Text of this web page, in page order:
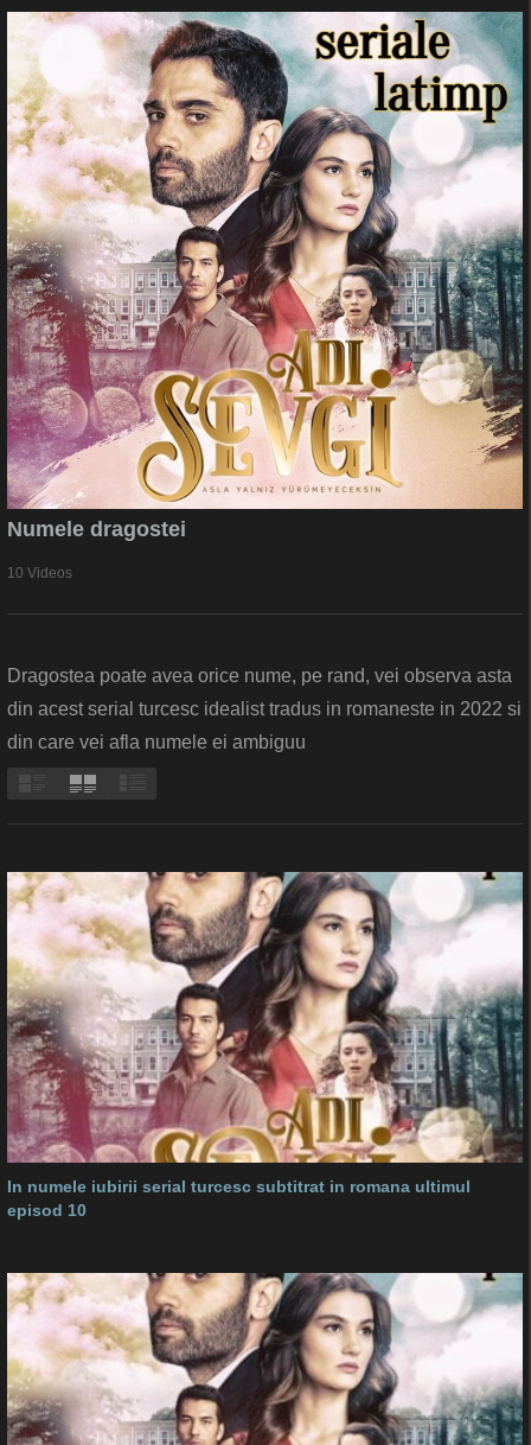
Numele dragostei
10 Videos
Dragostea poate avea orice nume, pe rand, vei observa asta
din acest serial turcesc idealist tradus in romaneste in 2022 si
din care vei afla numele ei ambiguu
In numele iubirii serial turcesc subtitrat in romana ultimul
episod 10